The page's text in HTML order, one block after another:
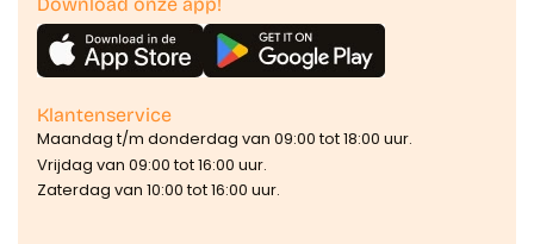
Klantenservice
Maandag t/m donderdag van 09:00 tot 18:00 uur.
Vrijdag van 09:00 tot 16:00 uur.
Zaterdag van 10:00 tot 16:00 uur.